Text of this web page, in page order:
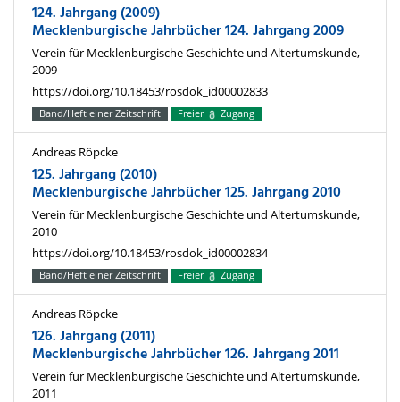
124. Jahrgang (2009)
Mecklenburgische Jahrbücher 124. Jahrgang 2009
Verein für Mecklenburgische Geschichte und Altertumskunde,
2009
https://doi.org/10.18453/rosdok_id00002833
Band/Heft einer Zeitschrift Freier Zugang
Andreas Röpcke
125. Jahrgang (2010)
Mecklenburgische Jahrbücher 125. Jahrgang 2010
Verein für Mecklenburgische Geschichte und Altertumskunde,
2010
https://doi.org/10.18453/rosdok_id00002834
Band/Heft einer Zeitschrift Freier Zugang
Andreas Röpcke
126. Jahrgang (2011)
Mecklenburgische Jahrbücher 126. Jahrgang 2011
Verein für Mecklenburgische Geschichte und Altertumskunde,
2011